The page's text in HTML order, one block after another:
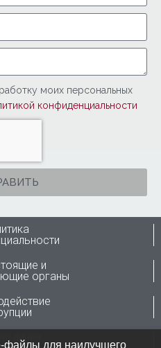
моих персональных
конфиденциальности
и
органы
линия
файлы для наилучшего